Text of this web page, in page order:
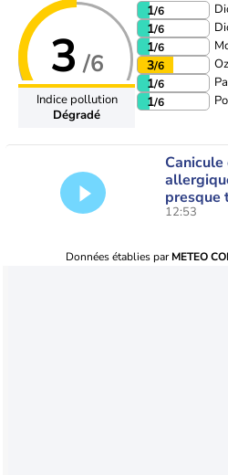
3 /6
Indice pollution
Dégradé
1/6
1/6
1/6
3/6
1/6
1/6
Canicule
presque
12:53
Données établies parMETEO